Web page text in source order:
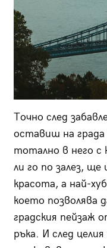
Точно след
оставиш на
тотално в него с
ли го по залез,
красота, а най-
което позволява
градския пейзаж
ръка. И след